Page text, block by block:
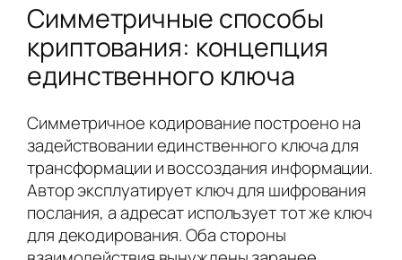
Симметричные способы
криптования: концепция
единственного ключа
Симметричное кодирование построено на
задействовании единственного ключа для
трансформации и воссоздания информации.
Автор эксплуатирует ключ для шифрования
послания, а адресат использует тот же ключ
для декодирования. Оба стороны